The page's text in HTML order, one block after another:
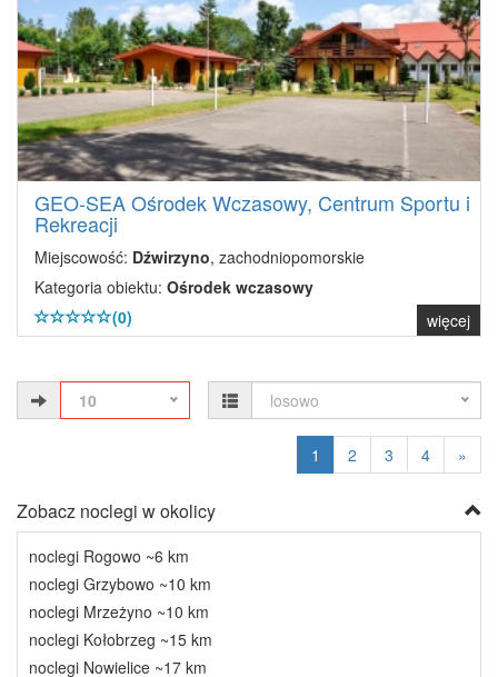
GEO-SEA Ośrodek Wczasowy, Centrum Sportu i
Rekreacji
Miejscowość: Dźwirzyno, zachodniopomorskie
Kategoria obiektu: Ośrodek wczasowy
(0)
więcej
10 losowo
1 2 3 4 »
Zobacz noclegi w okolicy
noclegi Rogowo ~6 km
noclegi Grzybowo ~10 km
noclegi Mrzeżyno ~10 km
noclegi Kołobrzeg ~15 km
noclegi Nowielice ~17 km